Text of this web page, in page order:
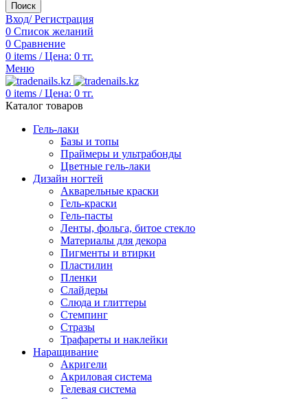
Поиск
Вход/ Регистрация
0 Список желаний
0 Сравнение
0 items / Цена: 0 тг.
Меню
0 items / Цена: 0 тг.
Каталог товаров
Гель-лаки
Базы и топы
Праймеры и ультрабонды
Цветные гель-лаки
Дизайн ногтей
Акварельные краски
Гель-краски
Гель-пасты
Ленты, фольга, битое стекло
Материалы для декора
Пигменты и втирки
Пластилин
Пленки
Слайдеры
Слюда и глиттеры
Стемпинг
Стразы
Трафареты и наклейки
Наращивание
Акригели
Акриловая система
Гелевая система